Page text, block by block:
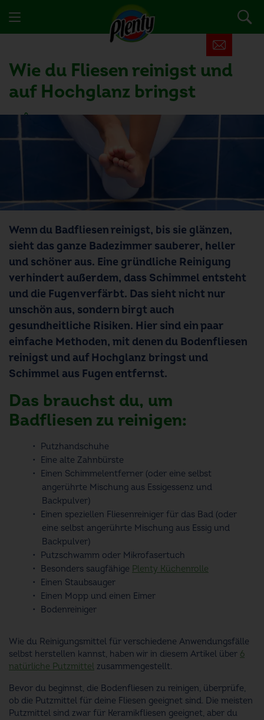
Wie du Fliesen reinigst und
auf Hochglanz bringst
17 Nutzer fanden diesen Artikel hilfreich
Wenn du Badfliesen reinigst, bis sie glänzen,
sieht das ganze Badezimmer sauberer, heller
und schöner aus. Eine gründliche Reinigung
verhindert außerdem, dass Schimmel entsteht
und die Fugen verfärbt. Das sieht nicht nur
unschön aus, sondern birgt auch
gesundheitliche Risiken. Hier sind ein paar
einfache Methoden, mit denen du Bodenfliesen
reinigst und auf Hochglanz bringst und
Schimmel aus Fugen entfernst.
Das brauchst du, um
Badfliesen zu reinigen:
Putzhandschuhe
Eine alte Zahnbürste
Einen Schimmelentferner (oder eine selbst
angerührte Mischung aus Essigessenz und
Backpulver)
Einen speziellen Fliesenreiniger für das Bad (oder
eine selbst angerührte Mischung aus Essig und
Backpulver)
Putzschwamm oder Mikrofasertuch
Besonders saugfähige Plenty Küchenrolle
Einen Staubsauger
Einen Mopp und einen Eimer
Bodenreiniger
Wie du Reinigungsmittel für verschiedene Anwendungsfälle
selbst herstellen kannst, haben wir in diesem Artikel über 6
natürliche Putzmittel zusammengestellt.
Bevor du beginnst, die Bodenfliesen zu reinigen, überprüfe,
ob die Putzmittel für deine Fliesen geeignet sind. Die meisten
Putzmittel sind zwar für Keramikfliesen geeignet, aber du